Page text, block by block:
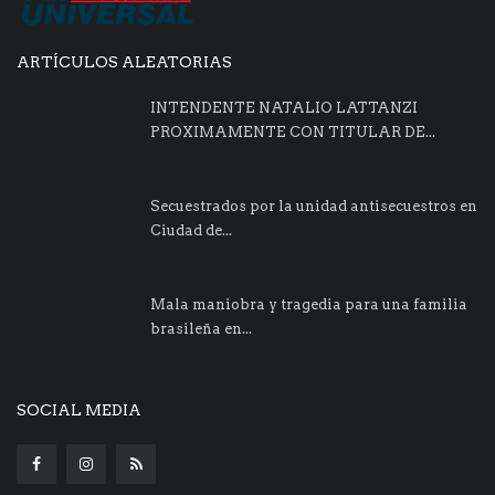
ARTÍCULOS ALEATORIAS
INTENDENTE NATALIO LATTANZI
PROXIMAMENTE CON TITULAR DE...
Secuestrados por la unidad antisecuestros en
Ciudad de...
Mala maniobra y tragedia para una familia
brasileña en...
SOCIAL MEDIA